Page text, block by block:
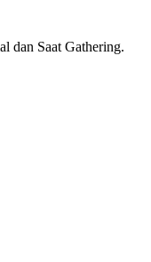
dan Saat Gathering.